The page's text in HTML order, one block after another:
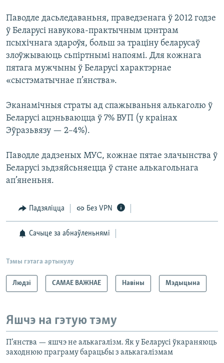
Паводле дасьледаваньня, праведзенага ў 2012 годзе
ў Беларусі навукова-практычным цэнтрам
псыхічнага здароўя, больш за траціну беларусаў
злоўжываюць сьпіртнымі напоямі. Для кожнага
пятага мужчыны ў Беларусі характэрнае
«сыстэматычнае п’янства».
Эканамічныя страты ад спажываньня алькаголю ў
Беларусі ацэньваюцца ў 7% ВУП (у краінах
Эўразьвязу — 2–4%).
Паводле дадзеных МУС, кожнае пятае злачынства ў
Беларусі зьдзяйсьняецца ў стане алькагольнага
ап’яненьня.
Падзяліцца Без VPN
Сачыце за абнаўленьнямі
Тэмы гэтага артыкулу
Людзі САМАЕ ВАЖНАЕ Навіны Мэдыцына
Яшчэ на гэтую тэму
П’янства — яшчэ не алькагалізм. Як у Беларусі ўкараняюць
заходнюю праграму барацьбы з алькагалізмам